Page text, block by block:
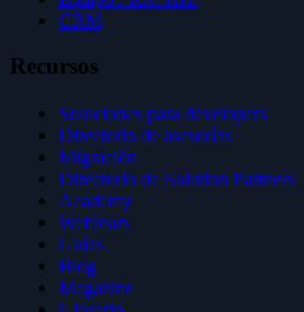
CRM
Recursos
Soluciones para developers
Directorio de asesorías
Migración
Directorio de Solution Partners
Academy
Webinars
Guías
Blog
Magazine